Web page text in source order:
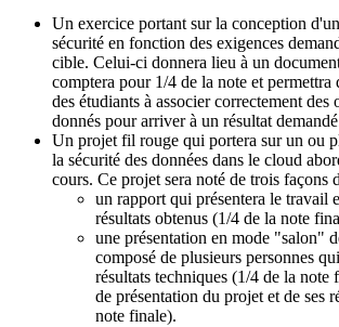
Un exercice portant sur la conception
sécurité en fonction des exigences
cible. Celui-ci donnera lieu à un
comptera pour 1/4 de la note et permettra
des étudiants à associer correctement des
donnés pour arriver à un résultat
Un projet fil rouge qui portera sur un ou
la sécurité des données dans le cloud
cours. Ce projet sera noté de trois façons
un rapport qui présentera le travail
résultats obtenus (1/4 de la note
une présentation en mode "salon"
composé de plusieurs personnes
résultats techniques (1/4 de la note
de présentation du projet et de ses
note finale).